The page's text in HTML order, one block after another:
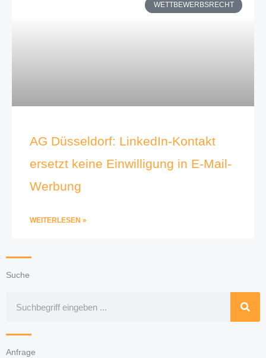
WETTBEWERBSRECHT
AG Düsseldorf: LinkedIn-Kontakt
ersetzt keine Einwilligung in E-Mail-
Werbung
WEITERLESEN »
Suche
Anfrage